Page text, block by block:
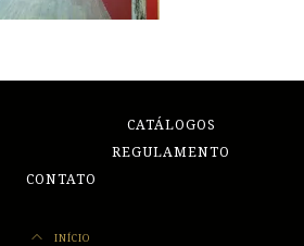
CATÁLOGOS
REGULAMENTO
CONTATO
INÍCIO